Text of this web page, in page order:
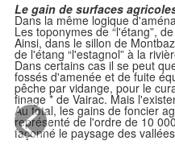
Le gain de surfaces
Dans la même logique
Les toponymes de “l'étang”,
Ainsi, dans le sillon de
de l'étang “l'estagnol” à la
Dans certains cas il se peut
fossés d'amenée et de fuite
pêche par vidange, pour le
finage * de Vairac. Mais
Au total, les gains de foncier
représenté de l'ordre de 10
façonné le paysage des
<